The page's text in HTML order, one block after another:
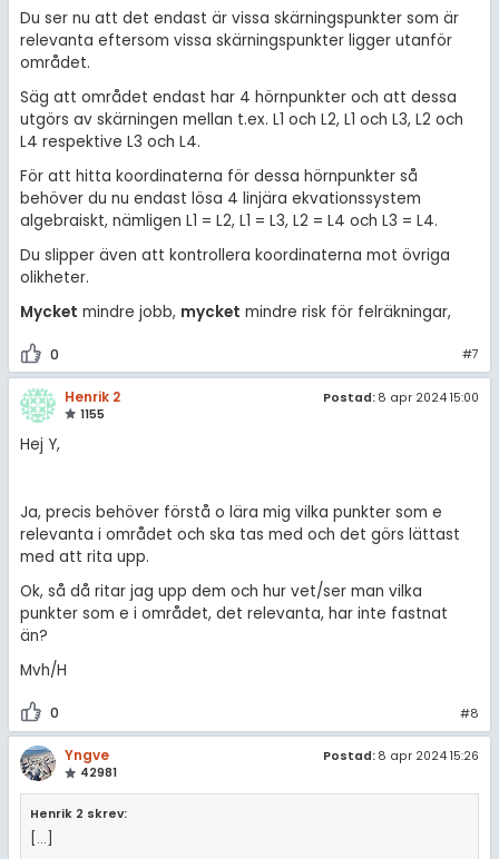
Du ser nu att det endast är vissa skärningspunkter som är
relevanta eftersom vissa skärningspunkter ligger utanför
området.
Säg att området endast har 4 hörnpunkter och att dessa
utgörs av skärningen mellan t.ex. L1 och L2, L1 och L3, L2 och
L4 respektive L3 och L4.
För att hitta koordinaterna för dessa hörnpunkter så
behöver du nu endast lösa 4 linjära ekvationssystem
algebraiskt, nämligen L1 = L2, L1 = L3, L2 = L4 och L3 = L4.
Du slipper även att kontrollera koordinaterna mot övriga
olikheter.
Mycket mindre jobb, mycket mindre risk för felräkningar,
0 #7
Henrik 2
1155
Postad: 8 apr 2024 15:00
Hej Y,
Ja, precis behöver förstå o lära mig vilka punkter som e
relevanta i området och ska tas med och det görs lättast
med att rita upp.
Ok, så då ritar jag upp dem och hur vet/ser man vilka
punkter som e i området, det relevanta, har inte fastnat
än?
Mvh/H
0 #8
Yngve
42981
Postad: 8 apr 2024 15:26
Henrik 2 skrev:
[...]